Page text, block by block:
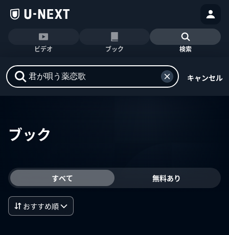
ビデオ ブック 検索
キャンセル
ブック
すべて 無料あり
おすすめ順